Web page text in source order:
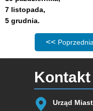
7 listopada,
5 grudnia.
Poprzednia
Poprzednia
Kontakt
Urząd